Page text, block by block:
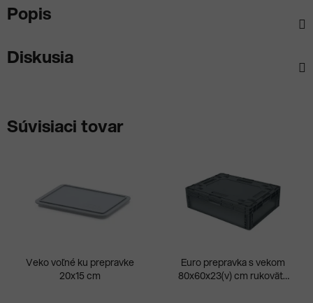
Popis
Diskusia
Súvisiaci tovar
Veko voľné ku prepravke
20x15 cm
Euro prepravka s vekom
80x60x23(v) cm rukoväte